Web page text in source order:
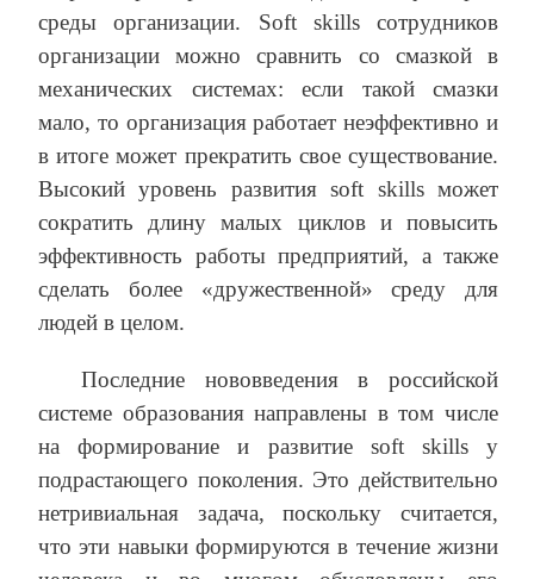
среды организации. Soft skills сотрудников
организации можно сравнить со смазкой в
механических системах: если такой смазки
мало, то организация работает неэффективно и
в итоге может прекратить свое существование.
Высокий уровень развития soft skills может
сократить длину малых циклов и повысить
эффективность работы предприятий, а также
сделать более «дружественной» среду для
людей в целом.
Последние нововведения в российской
системе образования направлены в том числе
на формирование и развитие soft skills у
подрастающего поколения. Это действительно
нетривиальная задача, поскольку считается,
что эти навыки формируются в течение жизни